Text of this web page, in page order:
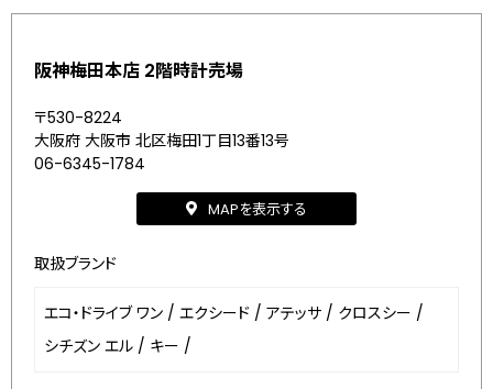
阪神梅田本店 2階時計売場
〒530-8224
大阪府 大阪市 北区梅田1丁目13番13号
06-6345-1784
MAPを表示する
取扱ブランド
エコ・ドライブ ワン / エクシード / アテッサ / クロスシー /
シチズン エル / キー /